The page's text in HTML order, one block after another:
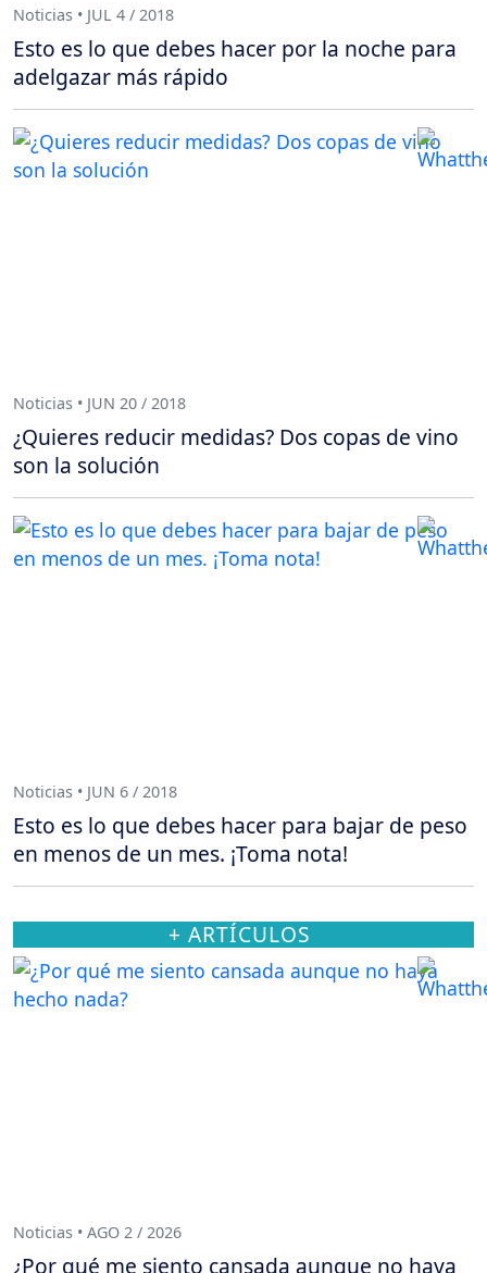
Noticias • JUL 4 / 2018
Esto es lo que debes hacer por la noche para
adelgazar más rápido
Noticias • JUN 20 / 2018
¿Quieres reducir medidas? Dos copas de vino
son la solución
Noticias • JUN 6 / 2018
Esto es lo que debes hacer para bajar de peso
en menos de un mes. ¡Toma nota!
+ ARTÍCULOS
Noticias • AGO 2 / 2026
¿Por qué me siento cansada aunque no haya